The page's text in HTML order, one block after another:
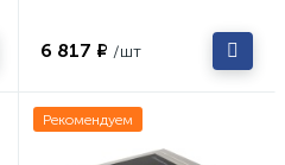
6 817 ₽ /шт
Рекомендуем